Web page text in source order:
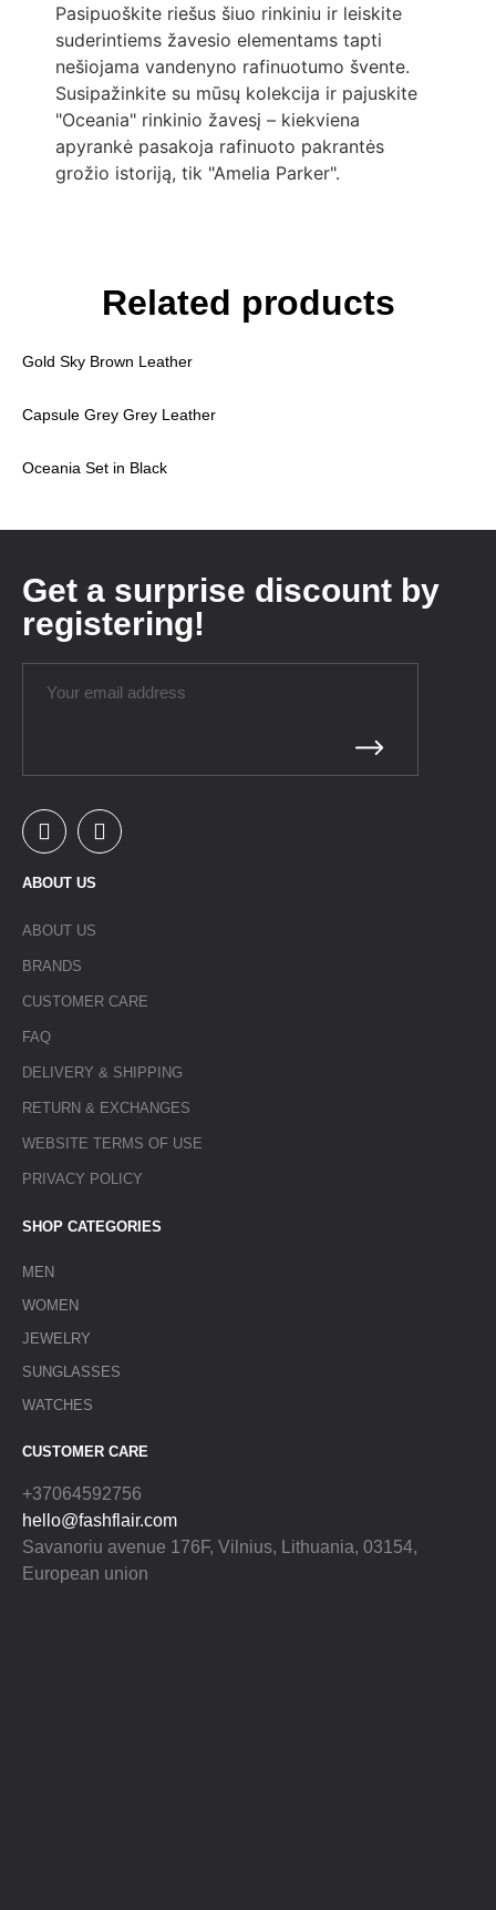
Pasipuoškite riešus šiuo rinkiniu ir leiskite
suderintiems žavesio elementams tapti
nešiojama vandenyno rafinuotumo švente.
Susipažinkite su mūsų kolekcija ir pajuskite
"Oceania" rinkinio žavesį – kiekviena
apyrankė pasakoja rafinuoto pakrantės
grožio istoriją, tik "Amelia Parker".
Related products
Gold Sky Brown Leather
Capsule Grey Grey Leather
Oceania Set in Black
Get a surprise discount by
registering!
ABOUT US
ABOUT US
BRANDS
CUSTOMER CARE
FAQ
DELIVERY & SHIPPING
RETURN & EXCHANGES
WEBSITE TERMS OF USE
PRIVACY POLICY
SHOP CATEGORIES
MEN
WOMEN
JEWELRY
SUNGLASSES
WATCHES
CUSTOMER CARE
+37064592756
hello@fashflair.com
Savanoriu avenue 176F, Vilnius, Lithuania, 03154,
European union